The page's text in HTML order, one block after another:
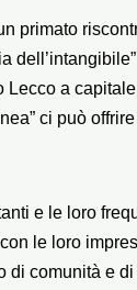
primato
a
ci può
e le loro
le loro
comunità e